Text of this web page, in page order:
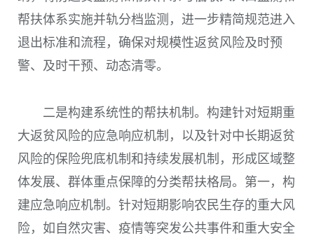
帮扶体系实施并轨分档监测，进一步精简规范进入
退出标准和流程，确保对规模性返贫风险及时预
警、及时干预、动态清零。
二是构建系统性的帮扶机制。 构建针对短期重
大返贫风险的应急响应机制，以及针对中长期返贫
风险的保险兜底机制和持续发展机制，形成区域整
体发展、群体重点保障的分类帮扶格局。第一，构
建应急响应机制。针对短期影响农民生存的重大风
险，如自然灾害、疫情等突发公共事件和重大安全